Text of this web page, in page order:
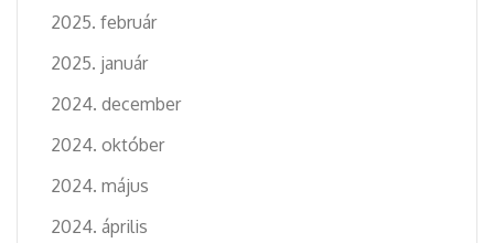
2025. február
2025. január
2024. december
2024. október
2024. május
2024. április